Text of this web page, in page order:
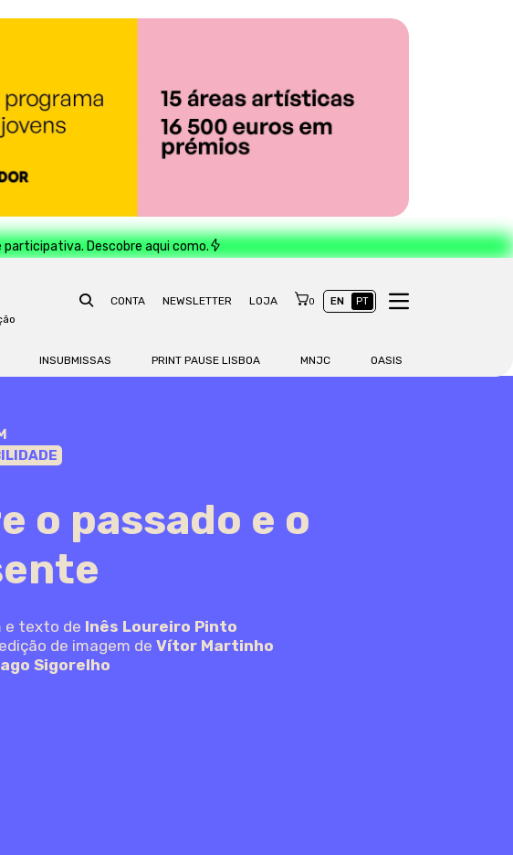
Descobre aqui como.
CONTA NEWSLETTER LOJA 0 EN PT
INSUBMISSAS PRINT PAUSE LISBOA MNJC OASIS
o passado e o
e texto de Inês Loureiro Pinto
de imagem de Vítor Martinho
Sigorelho